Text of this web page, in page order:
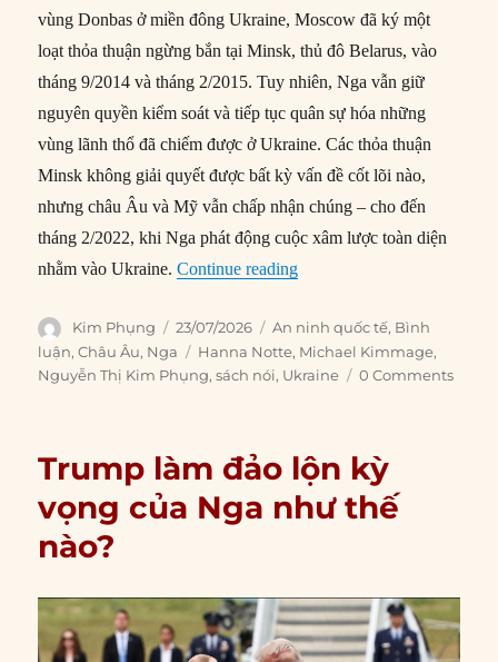
vùng Donbas ở miền đông Ukraine, Moscow đã ký một
loạt thỏa thuận ngừng bắn tại Minsk, thủ đô Belarus, vào
tháng 9/2014 và tháng 2/2015. Tuy nhiên, Nga vẫn giữ
nguyên quyền kiểm soát và tiếp tục quân sự hóa những
vùng lãnh thổ đã chiếm được ở Ukraine. Các thỏa thuận
Minsk không giải quyết được bất kỳ vấn đề cốt lõi nào,
nhưng châu Âu và Mỹ vẫn chấp nhận chúng – cho đến
tháng 2/2022, khi Nga phát động cuộc xâm lược toàn diện
nhằm vào Ukraine.Continue reading“Putin sẽ biến lệnh ngừng
Author
Kim Phụng
Posted
on
23/07/2026 Categories
An ninh quốc tế, Bình
luận,Châu Âu, Nga Tags
Hanna Notte, Michael Kimmage,
Nguyễn Thị Kim Phụng,sách nói, Ukraine 0 Comments
Trump làm đảo lộn kỳ
vọng của Nga như thế
nào?